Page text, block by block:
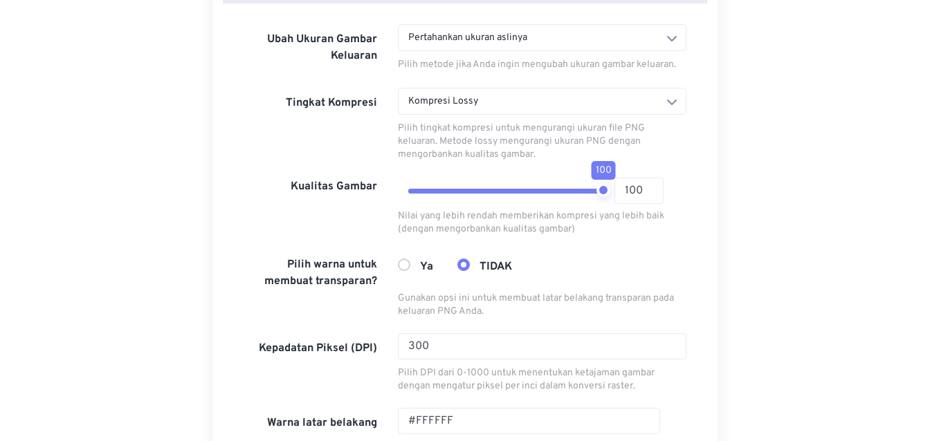
Ubah Ukuran Gambar
Keluaran
Pertahankan ukuran aslinya
Pilih metode jika Anda ingin mengubah ukuran gambar keluaran.
Tingkat Kompresi Kompresi Lossy
Pilih tingkat kompresi untuk mengurangi ukuran file PNG
keluaran. Metode lossy mengurangi ukuran PNG dengan
mengorbankan kualitas gambar.
Kualitas Gambar
100
Nilai yang lebih rendah memberikan kompresi yang lebih baik
(dengan mengorbankan kualitas gambar)
Pilih warna untuk
membuat transparan?
Ya TIDAK
Gunakan opsi ini untuk membuat latar belakang transparan pada
keluaran PNG Anda.
Kepadatan Piksel (DPI)
Pilih DPI dari 0-1000 untuk menentukan ketajaman gambar
dengan mengatur piksel per inci dalam konversi raster.
Warna latar belakang